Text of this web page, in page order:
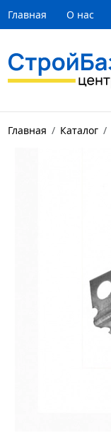
Главная О нас
Главная Каталог